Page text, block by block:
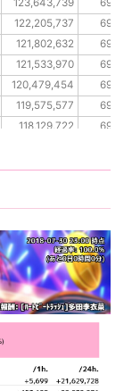
123,643,739
122,205,737
121,802,632
121,533,970
120,479,454
119,575,577
118,129,722